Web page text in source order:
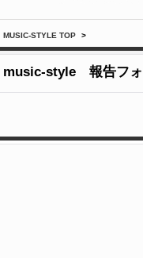
MUSIC-STYLE TOP >
music-style 報告フ